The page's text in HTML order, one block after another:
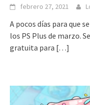
febrero 27, 2021
A pocos días para que
los PS Plus de marzo.
gratuita para […]